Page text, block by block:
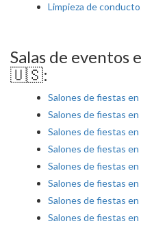
Limpieza de
Salas de eventos
🇺🇸:
Salones de fiestas en
Salones de fiestas en
Salones de fiestas en
Salones de fiestas
Salones de fiestas
Salones de fiestas
Salones de fiestas en
Salones de fiestas en